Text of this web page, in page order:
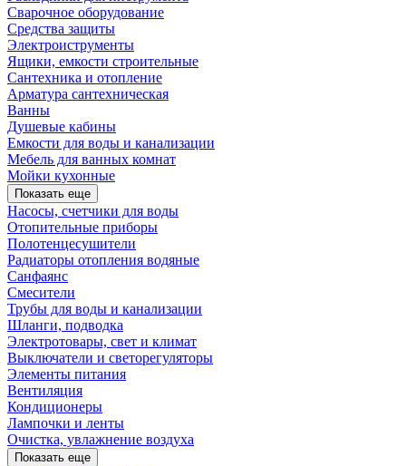
Сварочное оборудование
Средства защиты
Электроиструменты
Ящики, емкости строительные
Сантехника и отопление
Арматура сантехническая
Ванны
Душевые кабины
Емкости для воды и канализации
Мебель для ванных комнат
Мойки кухонные
Показать еще
Насосы, счетчики для воды
Отопительные приборы
Полотенцесушители
Радиаторы отопления водяные
Санфаянс
Смесители
Трубы для воды и канализации
Шланги, подводка
Электротовары, свет и климат
Выключатели и светорегуляторы
Элементы питания
Вентиляция
Кондиционеры
Лампочки и ленты
Очистка, увлажнение воздуха
Показать еще